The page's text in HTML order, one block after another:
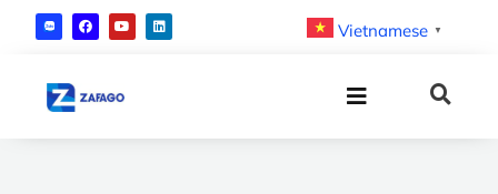
Vietnamese ▼